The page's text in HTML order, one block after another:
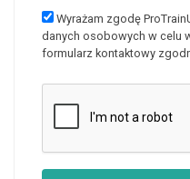
Wyrażam zgodę
danych osobowych w celu
formularz kontaktowy